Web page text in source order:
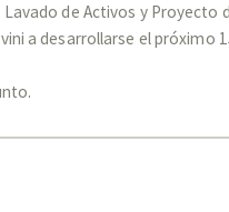
de Activos y Proyecto
a desarrollarse el próximo